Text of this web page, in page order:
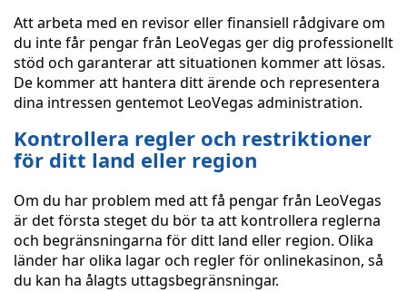
Att arbeta med en revisor eller finansiell rådgivare om
du inte får pengar från LeoVegas ger dig professionellt
stöd och garanterar att situationen kommer att lösas.
De kommer att hantera ditt ärende och representera
dina intressen gentemot LeoVegas administration.
Kontrollera regler och restriktioner
för ditt land eller region
Om du har problem med att få pengar från LeoVegas
är det första steget du bör ta att kontrollera reglerna
och begränsningarna för ditt land eller region. Olika
länder har olika lagar och regler för onlinekasinon, så
du kan ha ålagts uttagsbegränsningar.